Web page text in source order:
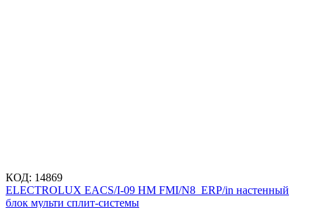
КОД: 14869
ELECTROLUX EACS/I-09 HM FMI/N8_ERP/in настенный
блок мульти сплит-системы